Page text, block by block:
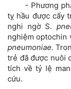
- Phương
tỵ hầu được cấy
nghi ngờ S.
nghiệm optochin
pneumoniae.
trẻ đã được nuôi
tích về tỷ lệ
cứu.